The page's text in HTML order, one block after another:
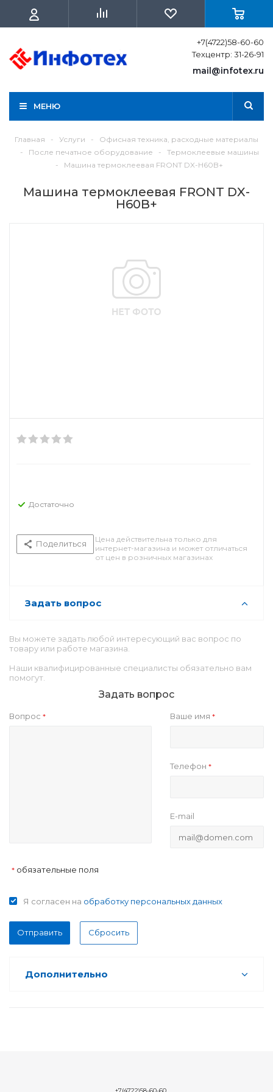
+7(4722)58-60-60
Техцентр: 31-26-91
mail@infotex.ru
МЕНЮ
Главная - Услуги -
Офисная техника, расходные материалы
-
После печатное оборудование -
Термоклеевые машины
-
Машина термоклеевая FRONT DX-H60B+
Машина термоклеевая FRONT DX-
H60B+
Достаточно
Поделиться
Цена действительна только для
интернет-магазина и может отличаться
от цен в розничных магазинах
Задать вопрос
Вы можете задать любой интересующий вас вопрос по
товару или работе магазина.
Наши квалифицированные специалисты обязательно вам
помогут.
Задать вопрос
Вопрос * Ваше имя*
Телефон*
E-mail
* обязательные поля
Я согласен на обработку персональных данных
Отправить Сбросить
Дополнительно